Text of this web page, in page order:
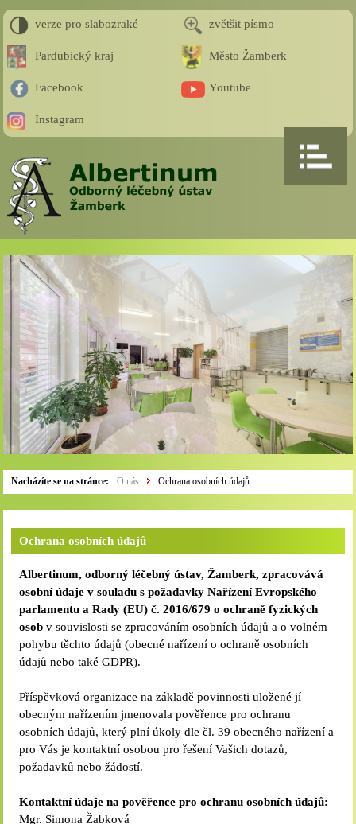
verze pro slabozraké zvětšit písmo
Pardubický kraj Město Žamberk
Facebook Youtube
Instagram
Nacházíte se na stránce: O nás Ochrana osobních údajů
Ochrana osobních údajů
Albertinum, odborný léčebný ústav, Žamberk, zpracovává
osobní údaje v souladu s požadavky Nařízení Evropského
parlamentu a Rady (EU) č. 2016/679 o ochraně fyzických
osob v souvislosti se zpracováním osobních údajů a o volném
pohybu těchto údajů (obecné nařízení o ochraně osobních
údajů nebo také GDPR).
Příspěvková organizace na základě povinnosti uložené jí
obecným nařízením jmenovala pověřence pro ochranu
osobních údajů, který plní úkoly dle čl. 39 obecného nařízení a
pro Vás je kontaktní osobou pro řešení Vašich dotazů,
požadavků nebo žádostí.
Kontaktní údaje na pověřence pro ochranu osobních údajů:
Mgr. Simona Žabková